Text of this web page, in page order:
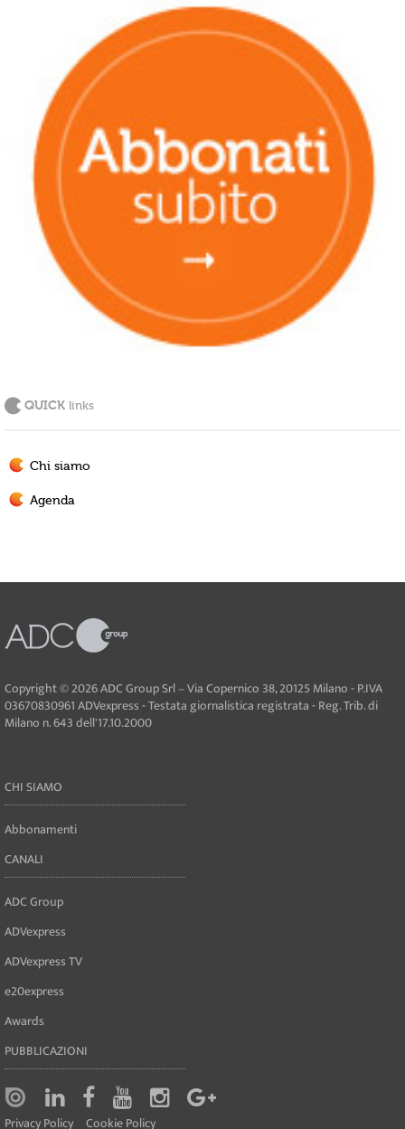
QUICK links
Chi siamo
Agenda
Copyright © 2026 ADC Group Srl – Via Copernico 38, 20125 Milano - P.IVA
03670830961 ADVexpress - Testata giornalistica registrata - Reg. Trib. di
Milano n. 643 dell'17.10.2000
CHI SIAMO
Abbonamenti
CANALI
ADC Group
ADVexpress
ADVexpress TV
e20express
Awards
PUBBLICAZIONI
Privacy Policy Cookie Policy